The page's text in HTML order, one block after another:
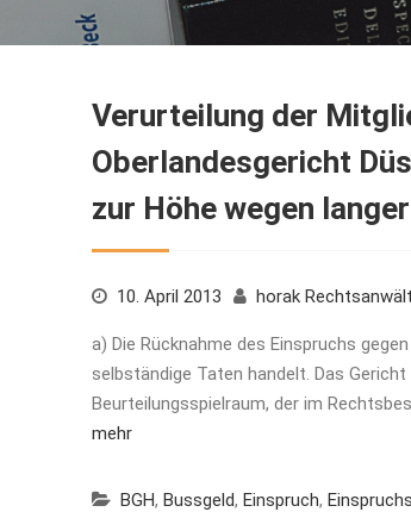
Verurteilung der
Oberlandesgericht
zur Höhe wegen
10. April 2013 horak
a) Die Rücknahme des Einspruchs
selbständige Taten handelt. Das
Beurteilungsspielraum, der im
mehr
BGH, Bussgeld, Einspruch,